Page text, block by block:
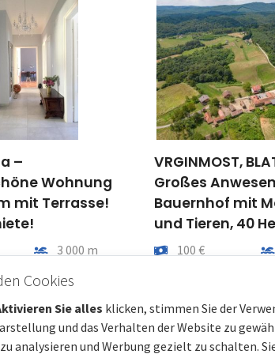
–
Wohnung
mit Terrasse!
Entfernung vom meer
3 000 m
Gemeindeteil
Pula
VRGINMOST,
Großes
Bauernhof mit
und Tieren, 40
Preis100 €
Cookies
Sie alles klicken, stimmen Sie der
und das Verhalten der Website zu
analysieren und Werbung gezielt zu schalten.